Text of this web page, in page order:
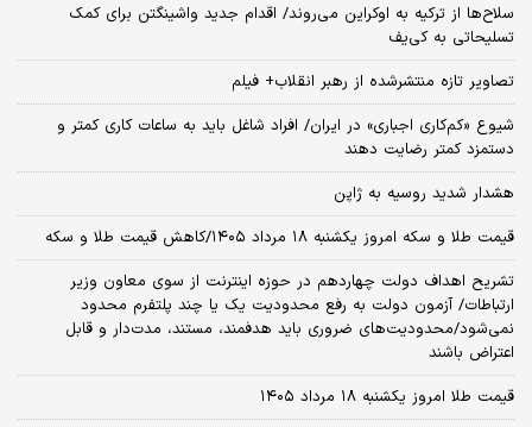
سلاح‌ها از ترکیه به اوکراین می‌روند/ اقدام جدید واشینگتن برای کمک
تسلیحاتی به کی‌یف
تصاویر تازه منتشرشده از رهبر انقلاب+ فیلم
شیوع «کم‌کاری اجباری» در ایران/ افراد شاغل باید به ساعات کاری کمتر و
دستمزد کمتر رضایت دهند
هشدار شدید روسیه به ژاپن
قیمت طلا و سکه امروز یکشنبه ۱۸ مرداد ۱۴۰۵/کاهش قیمت طلا و سکه
تشریح اهداف دولت چهاردهم در حوزه اینترنت از سوی معاون وزیر
ارتباطات/ آزمون دولت به رفع محدودیت یک یا چند پلتفرم محدود
نمی‌‎شود/محدودیت‌های ضروری باید هدفمند، مستند، مدت‌دار و قابل
اعتراض باشند
قیمت طلا امروز یکشنبه ۱۸ مرداد ۱۴۰۵